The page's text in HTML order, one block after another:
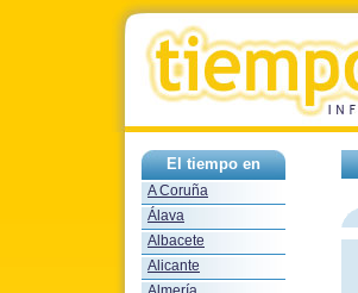
El tiempo en
A Coruña
Álava
Albacete
Alicante